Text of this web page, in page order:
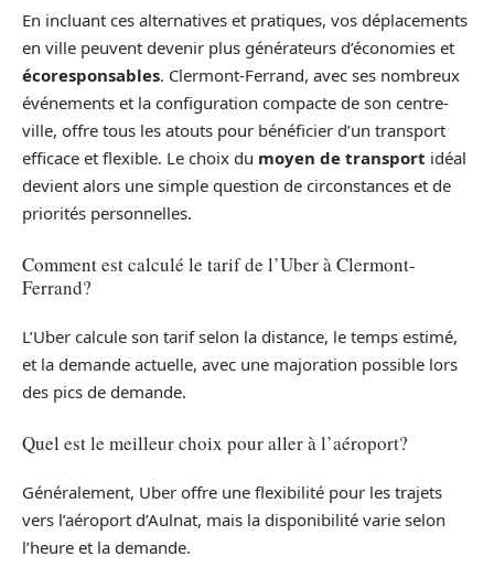
En incluant ces alternatives et pratiques, vos déplacements
en ville peuvent devenir plus générateurs d’économies et
écoresponsables. Clermont-Ferrand, avec ses nombreux
événements et la configuration compacte de son centre-
ville, offre tous les atouts pour bénéficier d’un transport
efficace et flexible. Le choix du moyen de transport idéal
devient alors une simple question de circonstances et de
priorités personnelles.
Comment est calculé le tarif de l’Uber à Clermont-
Ferrand?
L’Uber calcule son tarif selon la distance, le temps estimé,
et la demande actuelle, avec une majoration possible lors
des pics de demande.
Quel est le meilleur choix pour aller à l’aéroport?
Généralement, Uber offre une flexibilité pour les trajets
vers l’aéroport d’Aulnat, mais la disponibilité varie selon
l’heure et la demande.